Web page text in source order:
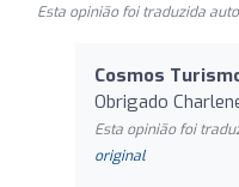
Esta opinião foi traduzida
Cosmos
Obrigado
Esta opinião foi
original